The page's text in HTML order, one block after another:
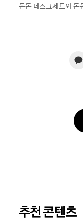
돈돈 데스크세트와 돈
추천 콘텐츠